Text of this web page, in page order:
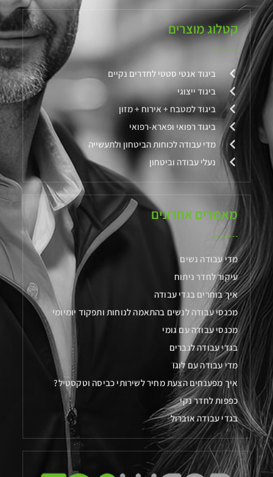
קטלוג מוצרים
ביגוד אנטי סטטי לחדרים נקיים
ביגוד ייצוגי
ביגוד למטבח + אירוח + מזון
ביגוד רפואי ופארא-רפואי
מדי עבודה לכוחות הביטחון ולתעשייה
נעלי עבודה וביטחון
מאמרים אחרונים
מדי עבודה נשים
עיקור לחדר ניתוח
איך בוחרים בגדי עבודה
מכנסי עבודה לנשים בהתאמה לנוחות ותפקוד יומיומי
מכנסי עבודה עם גומי
בגדי עבודה לגברים
מדי עבודה עם לוגו
איך מפענחים הצעת מחיר לשירותי כביסה וטקסטיל?
כפפות לחדר נקי
בגדי עבודה אוברול